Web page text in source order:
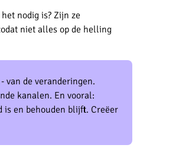
het nodig is? Zijn ze
niet alles op de helling
van de veranderingen.
kanalen. En vooral:
is en behouden blijft. Creëer